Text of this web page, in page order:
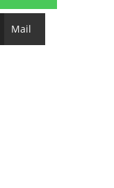
Mail